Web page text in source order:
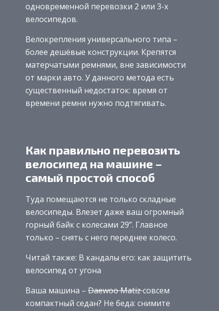
одновременной перевозки 2 или 3-х
велосипедов.
Велокрепления универсального типа –
более дешёвые конструкции. Крепятся
матерчатыми ремнями, вне зависимости
от марки авто. У данного метода есть
существенный недостаток: время от
времени ремни нужно подтягивать.
Как правильно перевозить
велосипед на машине –
самый простой способ
Туда помещаются не только складные
велосипеды. Влезет даже ваш огромный
горный байк с колесами 29”. Главное
только – снять с него переднее колесо.
Читай также: В кандалы его: как защитить
велосипед от угона
Ваша машина – Daewoo Matizсовсем
компактный седан? Не беда: снимите